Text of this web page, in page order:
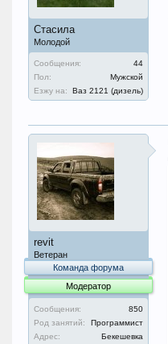
Стасила
Молодой
Сообщения:
44
Пол:
Мужской
Езжу на:
Ваз 2121 (дизель)
revit
Ветеран
Команда форума
Модератор
Сообщения:
850
Род занятий:
Программист
Адрес:
Бекешевка